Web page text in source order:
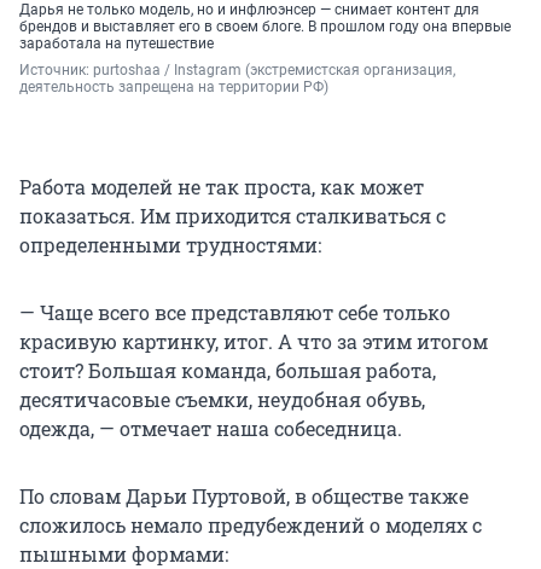
Дарья не только модель, но и инфлюэнсер — снимает контент для
брендов и выставляет его в своем блоге. В прошлом году она впервые
заработала на путешествие
Источник: purtoshaa / Instagram (экстремистская организация,
деятельность запрещена на территории РФ)
Работа моделей не так проста, как может
показаться. Им приходится сталкиваться с
определенными трудностями:
— Чаще всего все представляют себе только
красивую картинку, итог. А что за этим итогом
стоит? Большая команда, большая работа,
десятичасовые съемки, неудобная обувь,
одежда, — отмечает наша собеседница.
По словам Дарьи Пуртовой, в обществе также
сложилось немало предубеждений о моделях с
пышными формами: